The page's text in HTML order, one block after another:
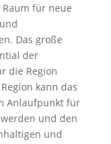
Raum für neue
Das große
der
die Region
kann das
Anlaufpunkt für
und den
und